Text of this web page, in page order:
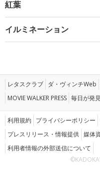
紅葉
イルミネーション
レタスクラブ ダ・ヴィンチWeb
MOVIE WALKER PRESS 毎日が発
利用規約 プライバシーポリシー
プレスリリース・情報提供 媒体
利用者情報の外部送信について